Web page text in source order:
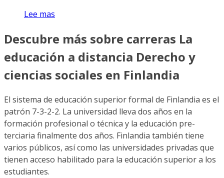
Lee mas
Descubre más sobre carreras La
educación a distancia Derecho y
ciencias sociales en Finlandia
El sistema de educación superior formal de Finlandia es el
patrón 7-3-2-2. La universidad lleva dos años en la
formación profesional o técnica y la educación pre-
terciaria finalmente dos años. Finlandia también tiene
varios públicos, así como las universidades privadas que
tienen acceso habilitado para la educación superior a los
estudiantes.